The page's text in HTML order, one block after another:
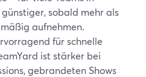
sobald mehr als
aufnehmen.
für schnelle
ist stärker bei
gebrandeten Shows